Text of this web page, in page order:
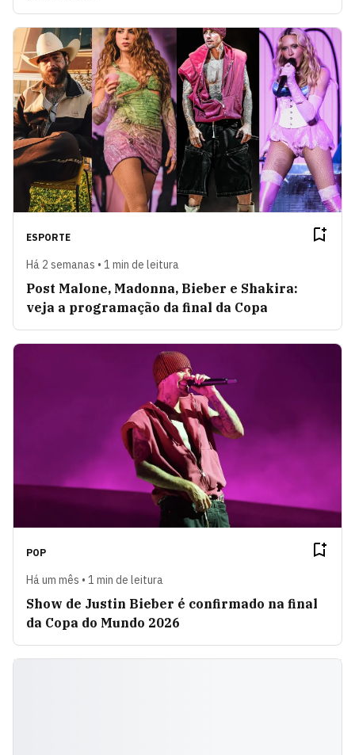
ESPORTE
Há 2 semanas • 1 min de leitura
Post Malone, Madonna, Bieber e Shakira:
veja a programação da final da Copa
POP
Há um mês • 1 min de leitura
Show de Justin Bieber é confirmado na final
da Copa do Mundo 2026